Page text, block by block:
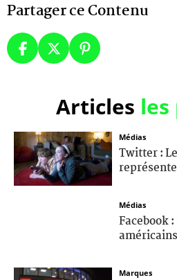
Partager ce Contenu
Articles les
Médias
Twitter :
Médias
Facebook
Marques